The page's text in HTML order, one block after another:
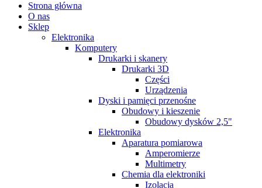
Strona główna
O nas
Sklep
Elektronika
Komputery
Drukarki i skanery
Drukarki 3D
Części
Urządzenia
Dyski i pamięci przenośne
Obudowy i kieszenie
Obudowy dysków 2,5"
Elektronika
Aparatura pomiarowa
Amperomierze
Multimetry
Chemia dla elektroniki
Izolacja